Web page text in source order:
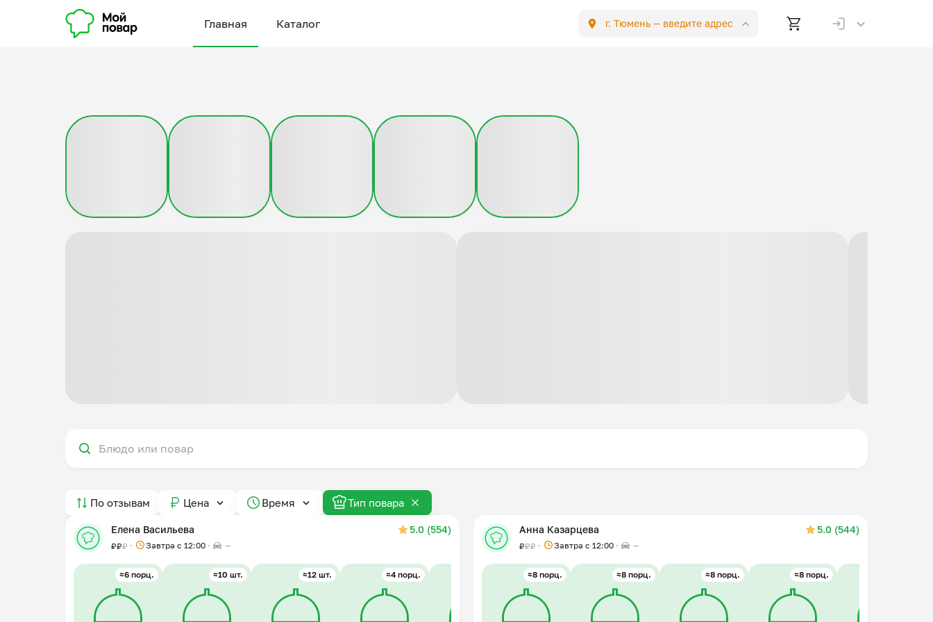
Главная Каталог г. Тюмень — введите адрес
По отзывам Цена Время Тип повара
Елена Васильева 5.0 (554)
₽₽₽ Завтра c 12:00 —
≈6 порц. ≈10 шт. ≈12 шт. ≈4 порц. ≈6 порц. ≈4 порц.
Анна Казарцева 5.0 (544)
₽₽₽ Завтра c 12:00 —
≈8 порц. ≈8 порц. ≈8 порц. ≈8 порц.